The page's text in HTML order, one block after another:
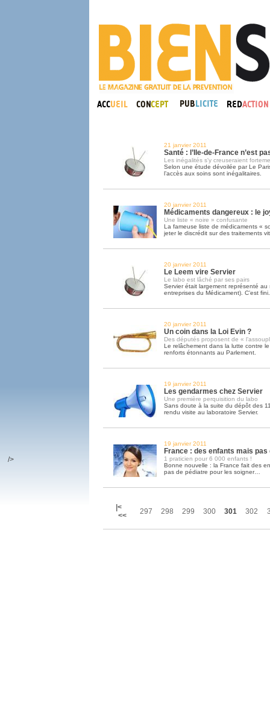
21 janvier 2011
Santé : l’Ile-de-France n’est
Les inégalités s'y creuseraient
Selon une étude dévoilée par Le
l’accès aux soins sont inégalitaires.
20 janvier 2011
Médicaments dangereux : le
Une liste « noire » confusante
La fameuse liste de médicaments «
jeter le discrédit sur des traitements
20 janvier 2011
Le Leem vire Servier
Le labo est lâché par ses pairs
Servier était largement représenté au
entreprises du Médicament). C’est fini.
20 janvier 2011
Un coin dans la Loi Evin ?
Des députés proposent de «
Le relâchement dans la lutte contre
renforts étonnants au Parlement.
19 janvier 2011
Les gendarmes chez Servier
Une première perquisition du labo
Sans doute à la suite du dépôt des
rendu visite au laboratoire Servier.
19 janvier 2011
France : des enfants mais pas
1 praticien pour 6 000 enfants !
Bonne nouvelle : la France fait des
pas de pédiatre pour les soigner…
|<
<<
297 298 299 300 301 302
/>